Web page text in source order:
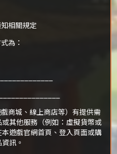
相關規定
為：
商城、線上商店等）有提供需
其他服務（例如：虛擬貨幣或
遊戲官網首頁、登入頁面或購
訊。